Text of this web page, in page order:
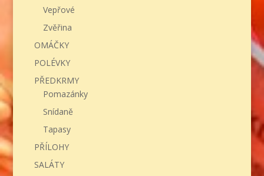
Vepřové
Zvěřina
OMÁČKY
POLÉVKY
PŘEDKRMY
Pomazánky
Snídaně
Tapasy
PŘÍLOHY
SALÁTY